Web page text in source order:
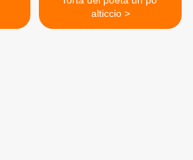
alticcio >